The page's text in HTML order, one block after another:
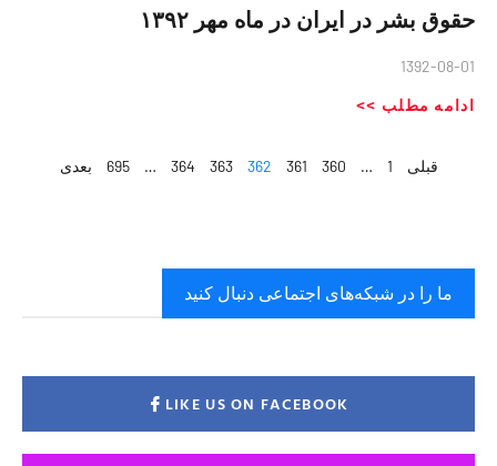
حقوق بشر در ایران در ماه مهر ۱۳۹۲
1392-08-01
ادامه مطلب >>
قبلی 1
…
360
361
362
363
364
…
695 بعدی
ما را در شبکه‌های اجتماعی دنبال کنید
LIKE US ON FACEBOOK